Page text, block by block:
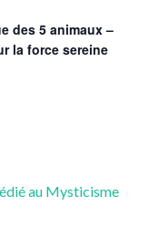
des 5 animaux –
la force sereine
au Mysticisme